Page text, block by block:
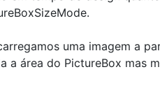
uma imagem a
a área do PictureBox mas